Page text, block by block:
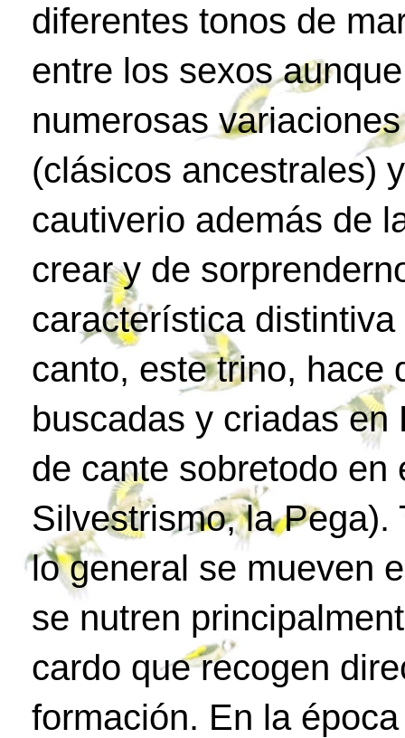
diferentes tonos de
entre los sexos
numerosas
(clásicos ancestrales)
cautiverio además de
crear y de
característica
canto, este trino, hace
buscadas y criadas
de cante sobretodo en
Silvestrismo, la Pega).
lo general se mueven
se nutren
cardo que recogen
formación. En la